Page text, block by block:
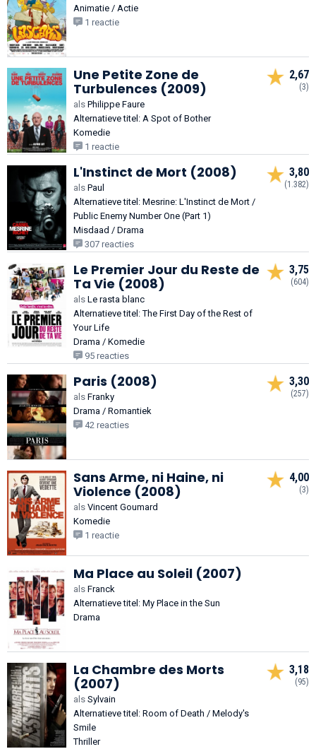
Animatie / Actie
1 reactie
Une Petite Zone de
Turbulences (2009)
als Philippe Faure
Alternatieve titel: A Spot of Bother
Komedie
1 reactie
2,67
(3)
L'Instinct de Mort (2008)
als Paul
Alternatieve titel: Mesrine: L'Instinct de Mort /
Public Enemy Number One (Part 1)
Misdaad / Drama
307 reacties
3,80
(1.382)
Le Premier Jour du Reste de
Ta Vie (2008)
als Le rasta blanc
Alternatieve titel: The First Day of the Rest of
Your Life
Drama / Komedie
95 reacties
3,75
(604)
Paris (2008)
als Franky
Drama / Romantiek
42 reacties
3,30
(257)
Sans Arme, ni Haine, ni
Violence (2008)
als Vincent Goumard
Komedie
1 reactie
4,00
(3)
Ma Place au Soleil (2007)
als Franck
Alternatieve titel: My Place in the Sun
Drama
La Chambre des Morts
(2007)
als Sylvain
Alternatieve titel: Room of Death / Melody's
Smile
Thriller
3,18
(95)